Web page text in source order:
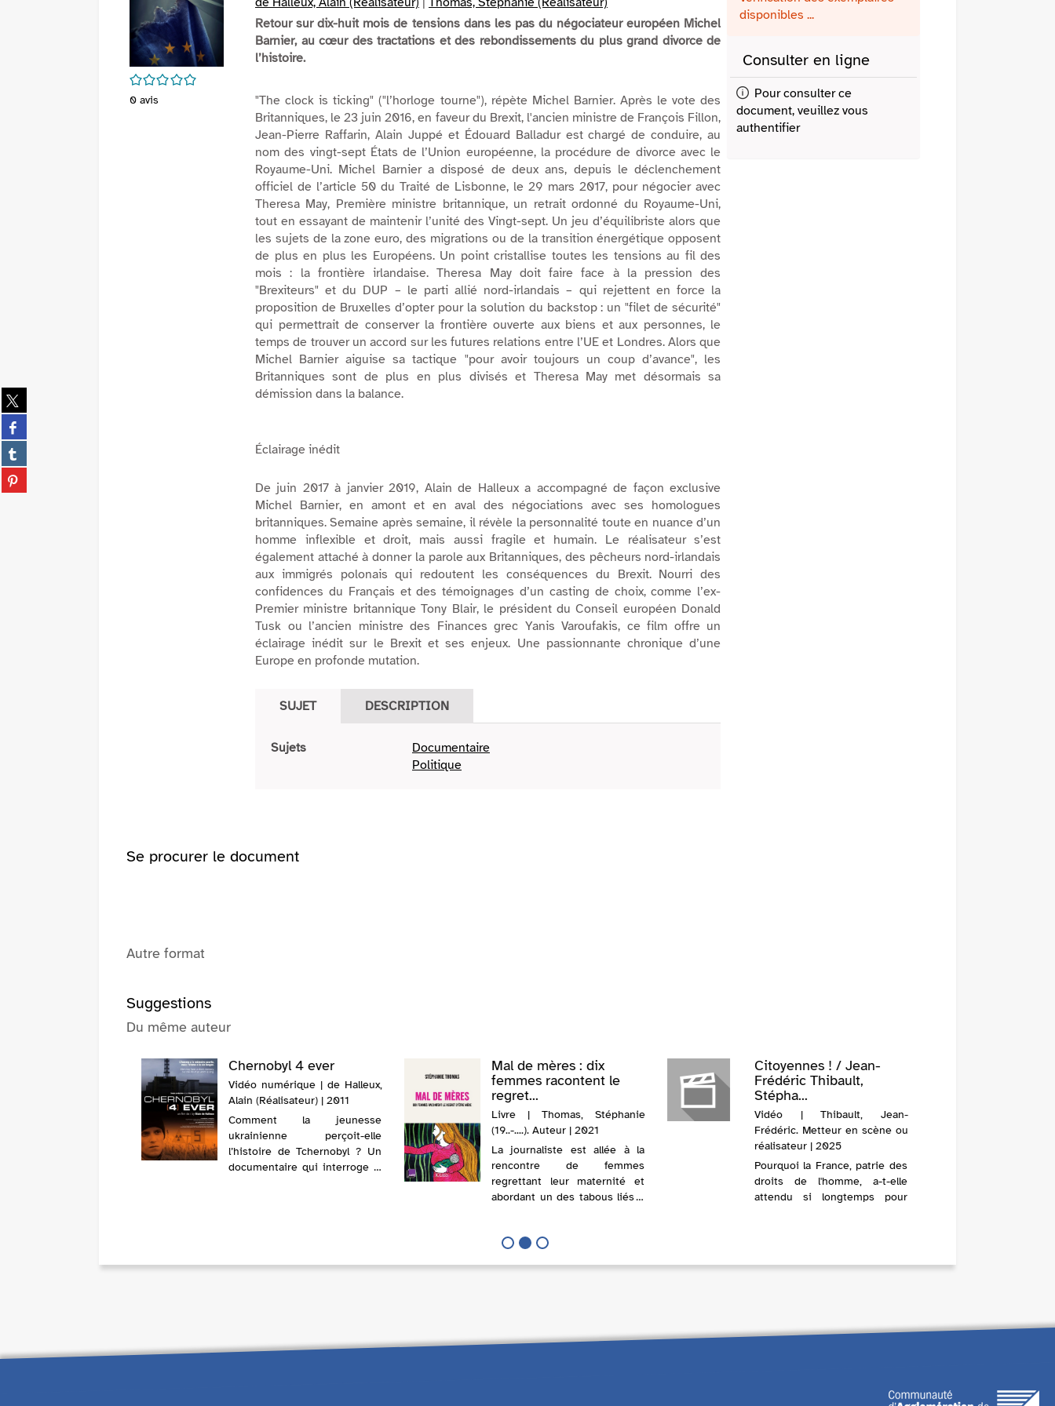
Partager
sur
twitter
(Nouvelle
fenêtre)
Partager
sur
facebook
(Nouvelle
fenêtre)
Partager
sur
tumblr
Partager
sur
/5
0 avis
Retour sur dix-huit mois de tensions dans les pas du négociateur européen Michel
Barnier, au cœur des tractations et des rebondissements du plus grand divorce de
l’histoire.
"The clock is ticking" ("l’horloge tourne"), répète Michel Barnier. Après le vote des
Britanniques, le 23 juin 2016, en faveur du Brexit, l'ancien ministre de François Fillon,
Jean-Pierre Raffarin, Alain Juppé et Édouard Balladur est chargé de conduire, au
nom des vingt-sept États de l’Union européenne, la procédure de divorce avec le
Royaume-Uni. Michel Barnier a disposé de deux ans, depuis le déclenchement
officiel de l’article 50 du Traité de Lisbonne, le 29 mars 2017, pour négocier avec
Theresa May, Première ministre britannique, un retrait ordonné du Royaume-Uni,
tout en essayant de maintenir l’unité des Vingt-sept. Un jeu d’équilibriste alors que
les sujets de la zone euro, des migrations ou de la transition énergétique opposent
de plus en plus les Européens. Un point cristallise toutes les tensions au fil des
mois : la frontière irlandaise. Theresa May doit faire face à la pression des
"Brexiteurs" et du DUP – le parti allié nord-irlandais – qui rejettent en force la
proposition de Bruxelles d’opter pour la solution du backstop: un "filet de sécurité"
qui permettrait de conserver la frontière ouverte aux biens et aux personnes, le
temps de trouver un accord sur les futures relations entre l’UE et Londres. Alors que
Michel Barnier aiguise sa tactique "pour avoir toujours un coup d’avance", les
Britanniques sont de plus en plus divisés et Theresa May met désormais sa
démission dans la balance.
Éclairage inédit
De juin 2017 à janvier 2019, Alain de Halleux a accompagné de façon exclusive
Michel Barnier, en amont et en aval des négociations avec ses homologues
britanniques. Semaine après semaine, il révèle la personnalité toute en nuance d’un
homme inflexible et droit, mais aussi fragile et humain. Le réalisateur s’est
également attaché à donner la parole aux Britanniques, des pêcheurs nord-irlandais
aux immigrés polonais qui redoutent les conséquences du Brexit. Nourri des
confidences du Français et des témoignages d’un casting de choix, comme l’ex-
Premier ministre britannique Tony Blair, le président du Conseil européen Donald
Tusk ou l’ancien ministre des Finances grec Yanis Varoufakis, ce film offre un
éclairage inédit sur le Brexit et ses enjeux. Une passionnante chronique d’une
Europe en profonde mutation.
SUJET DESCRIPTION
Sujets
Documentaire
Politique
disponibles ...
Consulter en ligne
Pour consulter ce
document, veuillez vous
authentifier
Se procurer le document
Autre format
Suggestions
Du même auteur
Mal de mères : dix
femmes racontent le
regret...
Livre | Thomas, Stéphanie
(19..-....). Auteur | 2021
La journaliste est allée à la
rencontre de femmes
regrettant leur maternité et
abordant un des tabous liés à
comment ce nouveau rôle a
Citoyennes ! / Jean-
Frédéric Thibault,
Stépha...
Vidéo | Thibault, Jean-
Frédéric. Metteur en scène ou
réalisateur | 2025
Pourquoi la France, patrie des
droits de l'homme, a-t-elle
attendu si longtemps pour
Chernobyl 4 ever
Vidéo numérique | de Halleux,
Alain (Réalisateur) | 2011
Comment la jeunesse
ukrainienne perçoit-elle
l’histoire de Tchernobyl ? Un
documentaire qui interroge la